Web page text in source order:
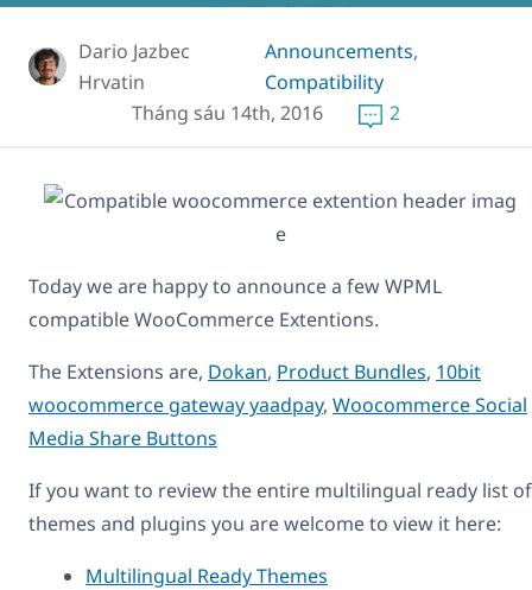
Dario Jazbec
Hrvatin
Announcements,
Compatibility
Tháng sáu 14th, 2016
2
Today we are happy to announce a few WPML
compatible WooCommerce Extentions.
The Extensions are, Dokan, Product Bundles, 10bit
woocommerce gateway yaadpay, Woocommerce Social
Media Share Buttons
If you want to review the entire multilingual ready list of
themes and plugins you are welcome to view it here:
Multilingual Ready Themes